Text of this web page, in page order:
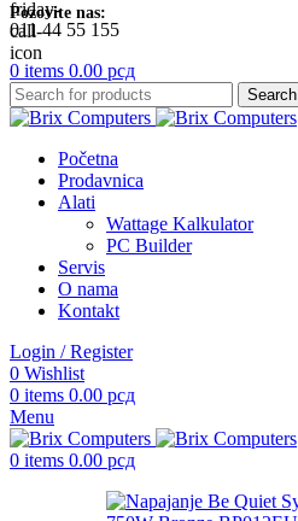
Pozovite nas:
011 44 55 155
0 items 0.00 рсд
Search
Početna
Prodavnica
Alati
Wattage Kalkulator
PC Builder
Servis
O nama
Kontakt
Login / Register
0 Wishlist
0 items 0.00 рсд
Menu
0 items 0.00 рсд